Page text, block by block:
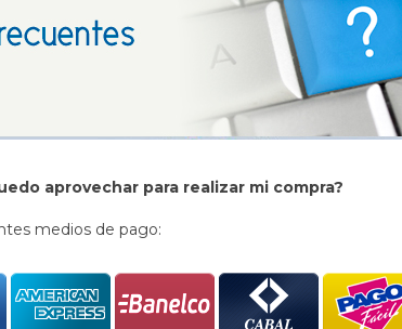
aprovechar para realizar mi compra?
medios de pago: